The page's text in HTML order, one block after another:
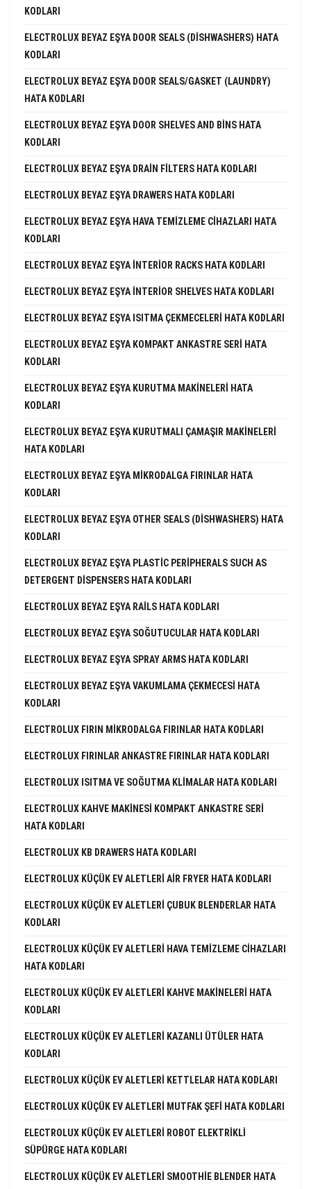
KODLARI
ELECTROLUX BEYAZ EŞYA DOOR SEALS (DISHWASHERS) HATA
KODLARI
ELECTROLUX BEYAZ EŞYA DOOR SEALS/GASKET (LAUNDRY)
HATA KODLARI
ELECTROLUX BEYAZ EŞYA DOOR SHELVES AND BINS HATA
KODLARI
ELECTROLUX BEYAZ EŞYA DRAIN FILTERS HATA KODLARI
ELECTROLUX BEYAZ EŞYA DRAWERS HATA KODLARI
ELECTROLUX BEYAZ EŞYA HAVA TEMIZLEME CIHAZLARI HATA
KODLARI
ELECTROLUX BEYAZ EŞYA INTERIOR RACKS HATA KODLARI
ELECTROLUX BEYAZ EŞYA INTERIOR SHELVES HATA KODLARI
ELECTROLUX BEYAZ EŞYA ISITMA ÇEKMECELERI HATA KODLARI
ELECTROLUX BEYAZ EŞYA KOMPAKT ANKASTRE SERI HATA
KODLARI
ELECTROLUX BEYAZ EŞYA KURUTMA MAKINELERI HATA
KODLARI
ELECTROLUX BEYAZ EŞYA KURUTMALI ÇAMAŞIR MAKINELERI
HATA KODLARI
ELECTROLUX BEYAZ EŞYA MIKRODALGA FIRINLAR HATA
KODLARI
ELECTROLUX BEYAZ EŞYA OTHER SEALS (DISHWASHERS) HATA
KODLARI
ELECTROLUX BEYAZ EŞYA PLASTIC PERIPHERALS SUCH AS
DETERGENT DISPENSERS HATA KODLARI
ELECTROLUX BEYAZ EŞYA RAILS HATA KODLARI
ELECTROLUX BEYAZ EŞYA SOĞUTUCULAR HATA KODLARI
ELECTROLUX BEYAZ EŞYA SPRAY ARMS HATA KODLARI
ELECTROLUX BEYAZ EŞYA VAKUMLAMA ÇEKMECESI HATA
KODLARI
ELECTROLUX FIRIN MIKRODALGA FIRINLAR HATA KODLARI
ELECTROLUX FIRINLAR ANKASTRE FIRINLAR HATA KODLARI
ELECTROLUX ISITMA VE SOĞUTMA KLIMALAR HATA KODLARI
ELECTROLUX KAHVE MAKINESI KOMPAKT ANKASTRE SERI
HATA KODLARI
ELECTROLUX KB DRAWERS HATA KODLARI
ELECTROLUX KÜÇÜK EV ALETLERI AIR FRYER HATA KODLARI
ELECTROLUX KÜÇÜK EV ALETLERI ÇUBUK BLENDERLAR HATA
KODLARI
ELECTROLUX KÜÇÜK EV ALETLERI HAVA TEMIZLEME CIHAZLARI
HATA KODLARI
ELECTROLUX KÜÇÜK EV ALETLERI KAHVE MAKINELERI HATA
KODLARI
ELECTROLUX KÜÇÜK EV ALETLERI KAZANLI ÜTÜLER HATA
KODLARI
ELECTROLUX KÜÇÜK EV ALETLERI KETTLELAR HATA KODLARI
ELECTROLUX KÜÇÜK EV ALETLERI MUTFAK ŞEFI HATA KODLARI
ELECTROLUX KÜÇÜK EV ALETLERI ROBOT ELEKTRIKLI
SÜPÜRGE HATA KODLARI
ELECTROLUX KÜÇÜK EV ALETLERI SMOOTHIE BLENDER HATA